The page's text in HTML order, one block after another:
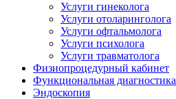
Услуги гинеколога
Услуги отоларинголога
Услуги офтальмолога
Услуги психолога
Услуги травматолога
Физиопроцедурный кабинет
Функциональная диагностика
Эндоскопия